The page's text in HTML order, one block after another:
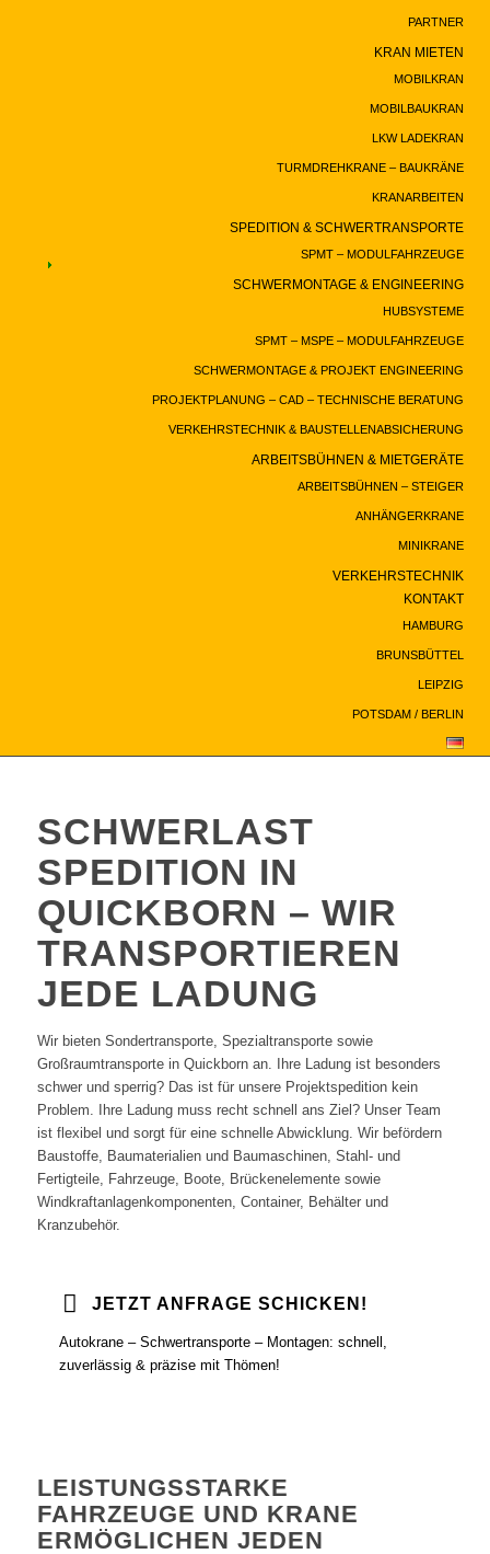
PARTNER
KRAN MIETEN
MOBILKRAN
MOBILBAUKRAN
LKW LADEKRAN
TURMDREHKRANE – BAUKRÄNE
KRANARBEITEN
SPEDITION & SCHWERTRANSPORTE
SPMT – MODULFAHRZEUGE
SCHWERMONTAGE & ENGINEERING
HUBSYSTEME
SPMT – MSPE – MODULFAHRZEUGE
SCHWERMONTAGE & PROJEKT ENGINEERING
PROJEKTPLANUNG – CAD – TECHNISCHE BERATUNG
VERKEHRSTECHNIK & BAUSTELLENABSICHERUNG
ARBEITSBÜHNEN & MIETGERÄTE
ARBEITSBÜHNEN – STEIGER
ANHÄNGERKRANE
MINIKRANE
VERKEHRSTECHNIK
KONTAKT
HAMBURG
BRUNSBÜTTEL
LEIPZIG
POTSDAM / BERLIN
SCHWERLAST
SPEDITION IN
QUICKBORN – WIR
TRANSPORTIEREN
JEDE LADUNG
Wir bieten Sondertransporte, Spezialtransporte sowie
Großraumtransporte in Quickborn an. Ihre Ladung ist besonders
schwer und sperrig? Das ist für unsere Projektspedition kein
Problem. Ihre Ladung muss recht schnell ans Ziel? Unser Team
ist flexibel und sorgt für eine schnelle Abwicklung. Wir befördern
Baustoffe, Baumaterialien und Baumaschinen, Stahl- und
Fertigteile, Fahrzeuge, Boote, Brückenelemente sowie
Windkraftanlagenkomponenten, Container, Behälter und
Kranzubehör.
JETZT ANFRAGE SCHICKEN!
Autokrane – Schwertransporte – Montagen: schnell,
zuverlässig & präzise mit Thömen!
LEISTUNGSSTARKE
FAHRZEUGE UND KRANE
ERMÖGLICHEN JEDEN